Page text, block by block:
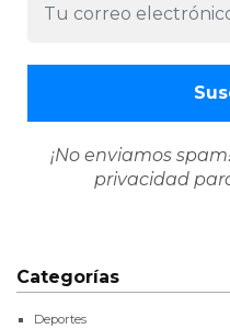
¡No enviamos
privacidad
Categorías
Deportes